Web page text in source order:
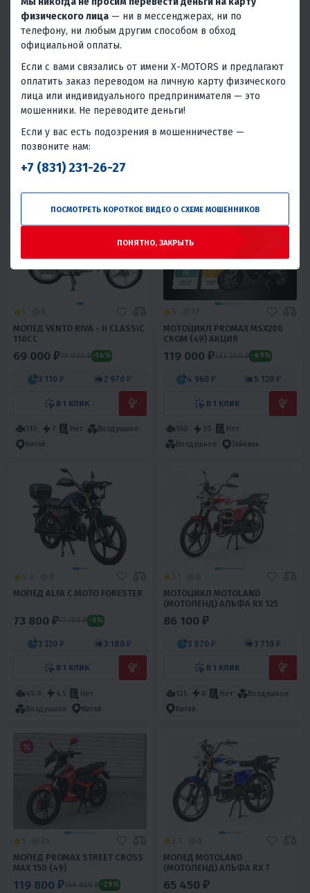
4.6 0
МОПЕД REGULMOTO ALPHA
96 000 ₽
4 320 ₽ 4 130 ₽
120 7.1 Нет
Воздушное
МОПЕД DELTA С.МОТО
60 200 ₽
МОПЕД VENTO RIVA - II CLASSIC
110CC
69 000 ₽79 990 ₽ -14%
3 110 ₽ 2 970 ₽
В 1 КЛИК
110 7 Нет
Воздушное
Китай
МОТОЦИКЛ PROMAX MSX200
CROM (49) АКЦИЯ
119 000 ₽233 200 ₽ -49%
4 960 ₽ 5 120 ₽
В 1 КЛИК
160 20
Нет
Воздушное
Тайвань
МОПЕД ALFA С.МОТО FORESTER
73 800 ₽77 700 ₽ -5%
3 320 ₽ 3 180 ₽
В 1 КЛИК
49.9 4.5
Нет
Воздушное
Китай
МОТОЦИКЛ MOTOLAND
(МОТОЛЕНД) АЛЬФА RX 125
86 100 ₽
3 870 ₽ 3 710 ₽
В 1 КЛИК
125 8 Нет
Воздушное
Китай
МОПЕД PROMAX STREET CROSS
MAX 150 (49)
119 800 ₽169 800 ₽ -29%
МОПЕД MOTOLAND
(МОТОЛЕНД) АЛЬФА RX 7
65 450 ₽
физического лица — ни в мессенджерах, ни по
телефону, ни любым другим способом в обход
официальной оплаты.
Если с вами связались от имени X-MOTORS и предлагают
оплатить заказ переводом на личную карту физического
лица или индивидуального предпринимателя — это
мошенники. Не переводите деньги!
Если у вас есть подозрения в мошенничестве —
позвоните нам:
+7 (831) 231-26-27
ПОСМОТРЕТЬ КОРОТКОЕ ВИДЕО О СХЕМЕ МОШЕННИКОВ
ПОНЯТНО, ЗАКРЫТЬ